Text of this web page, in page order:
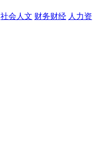
社会人文 财务财经 人力资